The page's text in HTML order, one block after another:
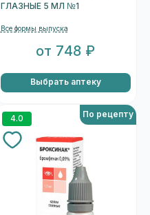
ГЛАЗНЫЕ 5 МЛ №1
Все формы выпуска
от 748 ₽
Выбрать аптеку
4.0 По рецепту